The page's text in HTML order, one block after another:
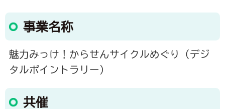
事業名称
魅力みっけ！からせんサイクルめぐり（デジ
タルポイントラリー）
共催